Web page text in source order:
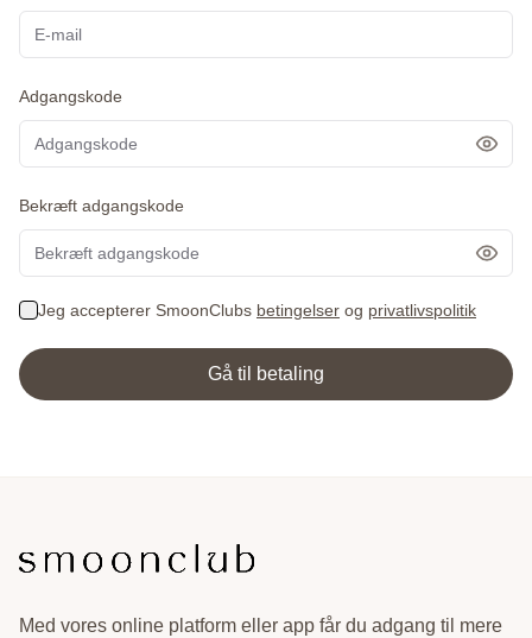
Adgangskode
Vis
Bekræft adgangskode
Vis
Jeg accepterer SmoonClubs betingelser og privatlivspolitik
Gå til betaling
Med vores online platform eller app får du adgang til mere